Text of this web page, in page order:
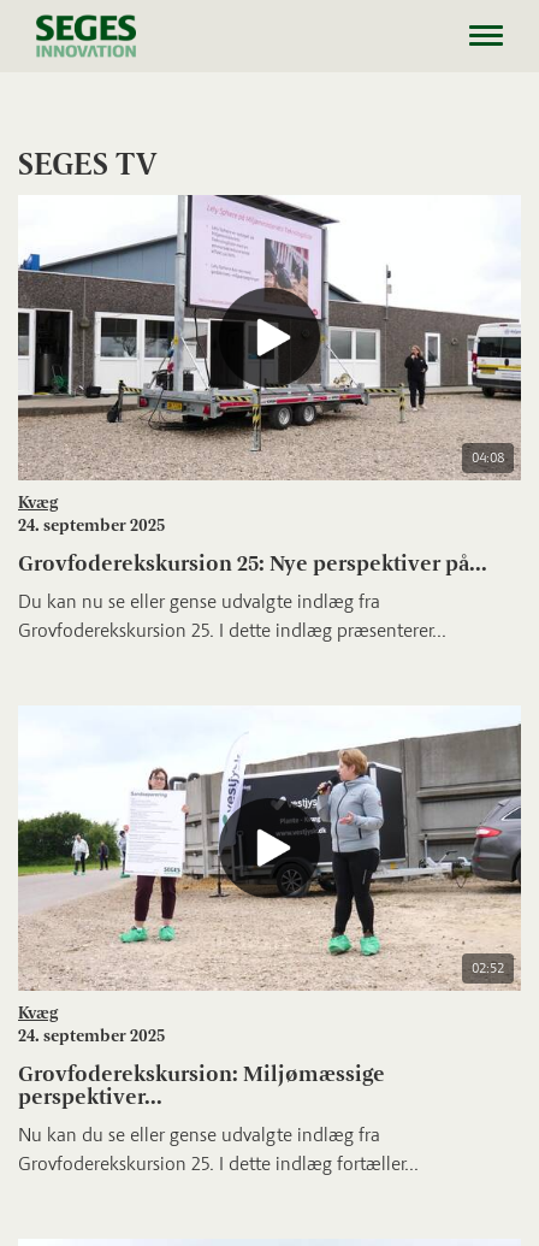
SEGES TV
04:08
Kvæg
24. september 2025
Grovfoderekskursion 25: Nye perspektiver på...
Du kan nu se eller gense udvalgte indlæg fra
Grovfoderekskursion 25. I dette indlæg præsenterer...
02:52
Kvæg
24. september 2025
Grovfoderekskursion: Miljømæssige
perspektiver...
Nu kan du se eller gense udvalgte indlæg fra
Grovfoderekskursion 25. I dette indlæg fortæller...